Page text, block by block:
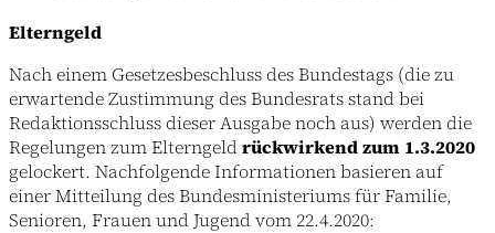
Elterngeld
Nach einem Gesetzesbeschluss des Bundestags (die zu
erwartende Zustimmung des Bundesrats stand bei
Redaktionsschluss dieser Ausgabe noch aus) werden die
Regelungen zum Elterngeldrückwirkend zum 1.3.2020
gelockert. Nachfolgende Informationen basieren auf
einer Mitteilung des Bundesministeriums für Familie,
Senioren, Frauen und Jugend vom 22.4.2020: